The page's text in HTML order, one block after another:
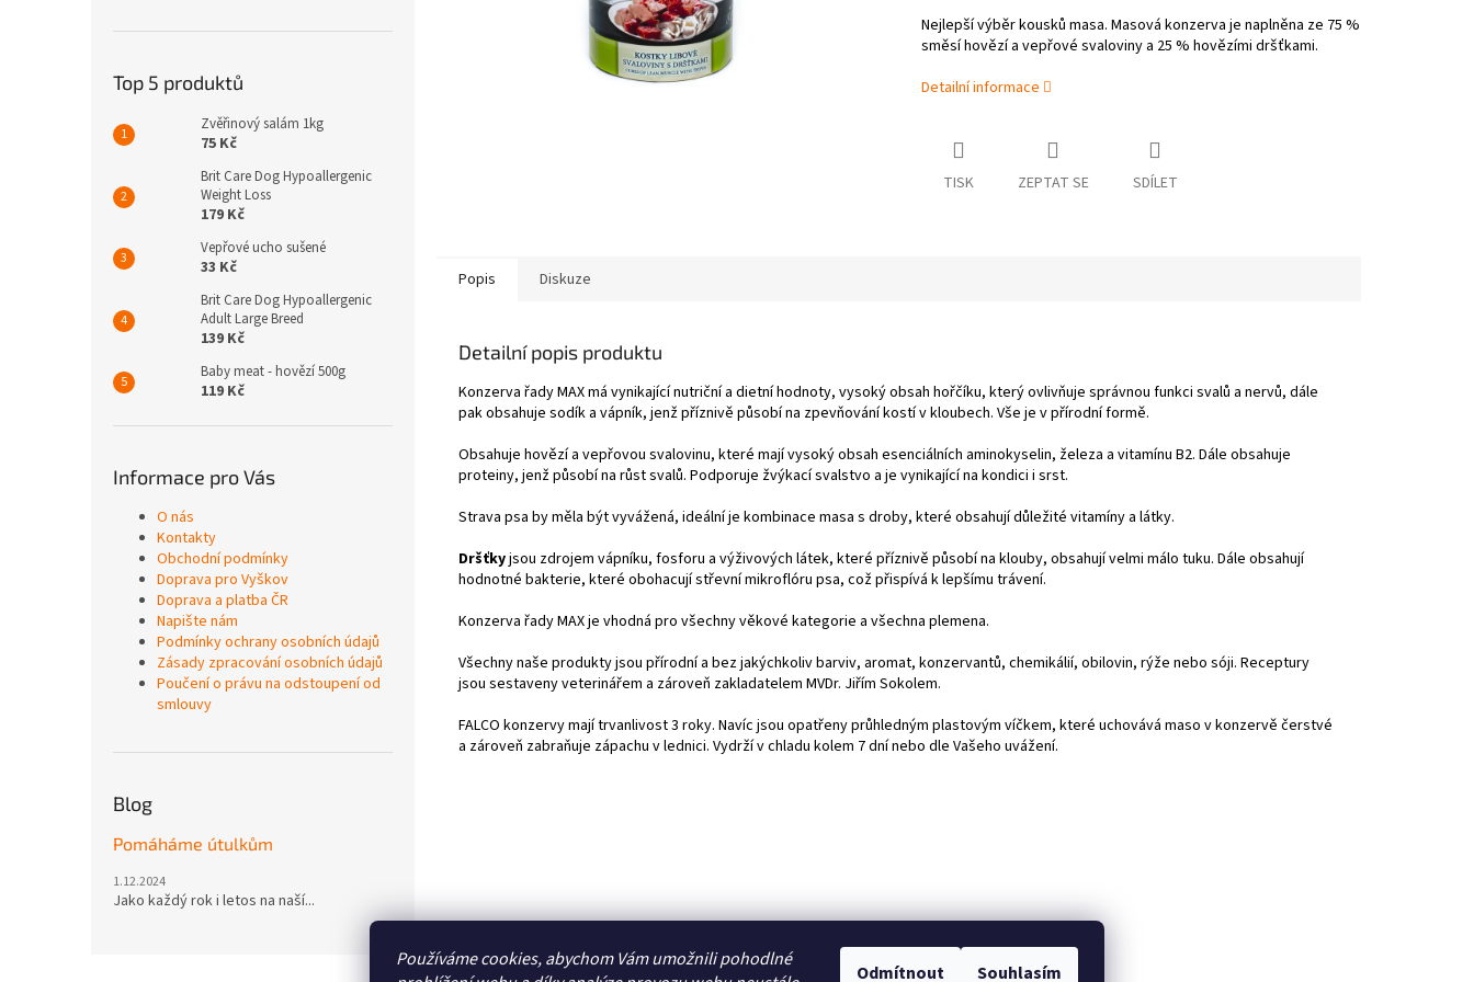
Používáme cookies, abychom Vám umožnili pohodlné
Odmítnout Souhlasím
Top 5 produktů
Zvěřinový salám 1kg
75 Kč
Brit Care Dog Hypoallergenic
Weight Loss
179 Kč
Vepřové ucho sušené
33 Kč
Brit Care Dog Hypoallergenic
Adult Large Breed
139 Kč
Baby meat - hovězí 500g
119 Kč
Informace pro Vás
O nás
Kontakty
Obchodní podmínky
Doprava pro Vyškov
Doprava a platba ČR
Napište nám
Podmínky ochrany osobních údajů
Zásady zpracování osobních údajů
Poučení o právu na odstoupení od
smlouvy
Blog
Pomáháme útulkům
1.12.2024
Jako každý rok i letos na naší...
Nejlepší výběr kousků masa. Masová konzerva je naplněna ze 75 %
směsí hovězí a vepřové svaloviny a 25 % hovězími dršťkami.
Detailní informace
TISK ZEPTAT SE SDÍLET
Popis Diskuze
Detailní popis produktu
Konzerva řady MAX má vynikající nutriční a dietní hodnoty, vysoký obsah hořčíku, který ovlivňuje správnou funkci svalů a nervů, dále
pak obsahuje sodík a vápník, jenž příznivě působí na zpevňování kostí v kloubech. Vše je v přírodní formě.
Obsahuje hovězí a vepřovou svalovinu, které mají vysoký obsah esenciálních aminokyselin, železa a vitamínu B2. Dále obsahuje
proteiny, jenž působí na růst svalů. Podporuje žvýkací svalstvo a je vynikající na kondici i srst.
Strava psa by měla být vyvážená, ideální je kombinace masa s droby, které obsahují důležité vitamíny a látky.
Dršťkyjsou zdrojem vápníku, fosforu a výživových látek, které příznivě působí na klouby, obsahují velmi málo tuku. Dále obsahují
hodnotné bakterie, které obohacují střevní mikroflóru psa, což přispívá k lepšímu trávení.
Konzerva řady MAX je vhodná pro všechny věkové kategorie a všechna plemena.
Všechny naše produkty jsou přírodní a bez jakýchkoliv barviv, aromat, konzervantů, chemikálií, obilovin, rýže nebo sóji. Receptury
jsou sestaveny veterinářem a zároveň zakladatelem MVDr. Jiřím Sokolem.
FALCO konzervy mají trvanlivost 3 roky. Navíc jsou opatřeny průhledným plastovým víčkem, které uchovává maso v konzervě čerstvé
a zároveň zabraňuje zápachu v lednici. Vydrží v chladu kolem 7 dní nebo dle Vašeho uvážení.